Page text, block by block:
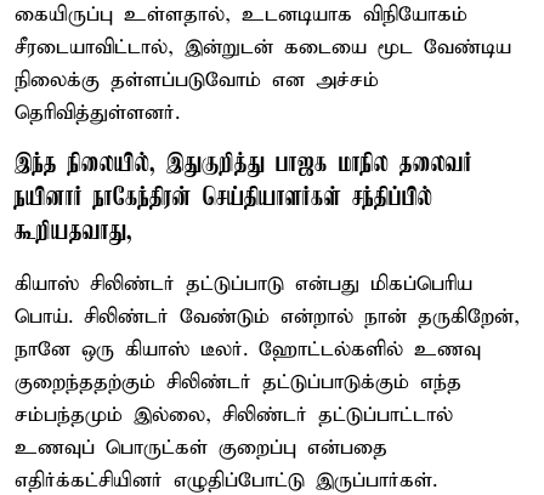
கையிருப்பு உள்ளதால், உடனடியாக விநியோகம்
சீரடையாவிட்டால், இன்றுடன் கடையை மூட வேண்டிய
நிலைக்கு தள்ளப்படுவோம் என அச்சம்
தெரிவித்துள்ளனர்.
இந்த நிலையில், இதுகுறித்து பாஜக மாநில தலைவர்
நயினார் நாகேந்திரன் செய்தியாளர்கள் சந்திப்பில்
கூறியதவாது,
கியாஸ் சிலிண்டர் தட்டுப்பாடு என்பது மிகப்பெரிய
பொய். சிலிண்டர் வேண்டும் என்றால் நான் தருகிறேன்,
நானே ஒரு கியாஸ் டீலர். ஹோட்டல்களில் உணவு
குறைந்ததற்கும் சிலிண்டர் தட்டுப்பாடுக்கும் எந்த
சம்பந்தமும் இல்லை, சிலிண்டர் தட்டுப்பாட்டால்
உணவுப் பொருட்கள் குறைப்பு என்பதை
எதிர்க்கட்சியினர் எழுதிப்போட்டு இருப்பார்கள்.